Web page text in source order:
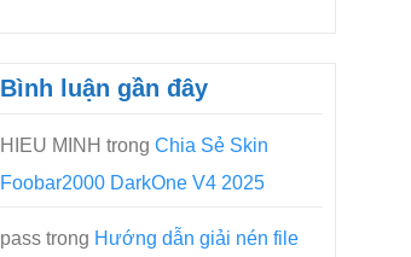
Bình luận gần đây
HIEU MINH trong Chia Sẻ Skin
Foobar2000 DarkOne V4 2025
pass trong Hướng dẫn giải nén file